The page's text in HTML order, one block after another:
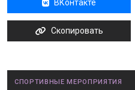
ВКонтакте
Скопировать
СПОРТИВНЫЕ МЕРОПРИЯТИЯ